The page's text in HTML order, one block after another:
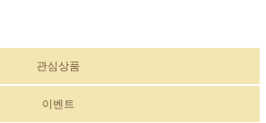
관심상품
이벤트